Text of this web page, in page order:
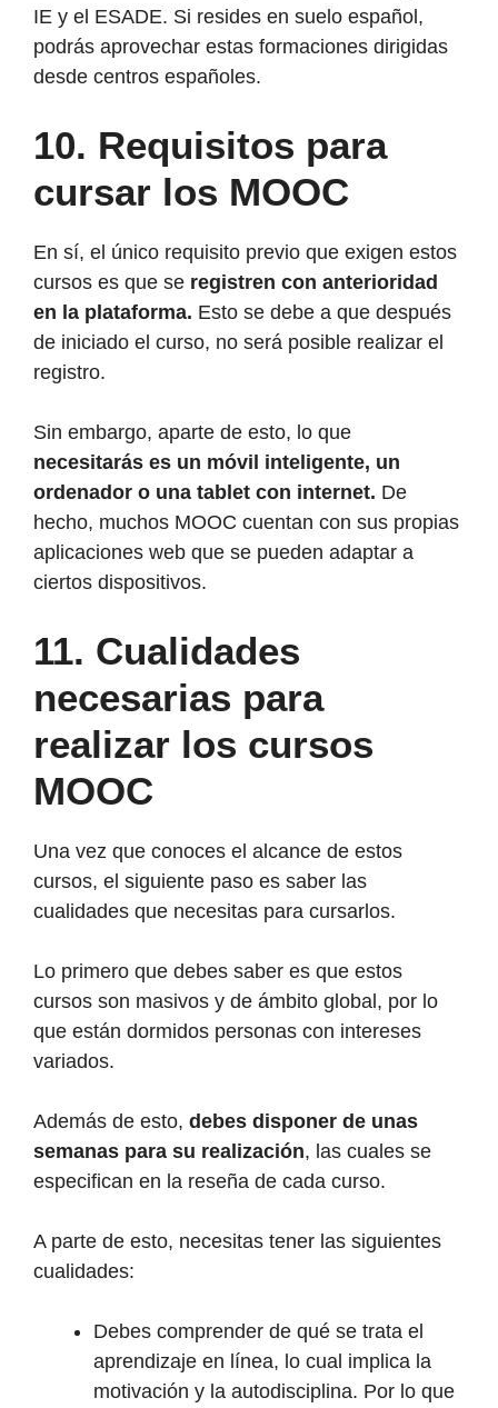
IE y el ESADE. Si resides en suelo español,
podrás aprovechar estas formaciones dirigidas
desde centros españoles.
10. Requisitos para
cursar los MOOC
En sí, el único requisito previo que exigen estos
cursos es que se registren con anterioridad
en la plataforma. Esto se debe a que después
de iniciado el curso, no será posible realizar el
registro.
Sin embargo, aparte de esto, lo que
necesitarás es un móvil inteligente, un
ordenador o una tablet con internet. De
hecho, muchos MOOC cuentan con sus propias
aplicaciones web que se pueden adaptar a
ciertos dispositivos.
11. Cualidades
necesarias para
realizar los cursos
MOOC
Una vez que conoces el alcance de estos
cursos, el siguiente paso es saber las
cualidades que necesitas para cursarlos.
Lo primero que debes saber es que estos
cursos son masivos y de ámbito global, por lo
que están dormidos personas con intereses
variados.
Además de esto, debes disponer de unas
semanas para su realización, las cuales se
especifican en la reseña de cada curso.
A parte de esto, necesitas tener las siguientes
cualidades:
Debes comprender de qué se trata el
aprendizaje en línea, lo cual implica la
motivación y la autodisciplina. Por lo que